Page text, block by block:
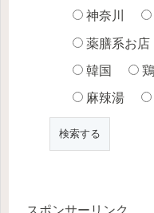
神奈川
薬膳系お店
韓国
麻辣湯
スポンサーリンク